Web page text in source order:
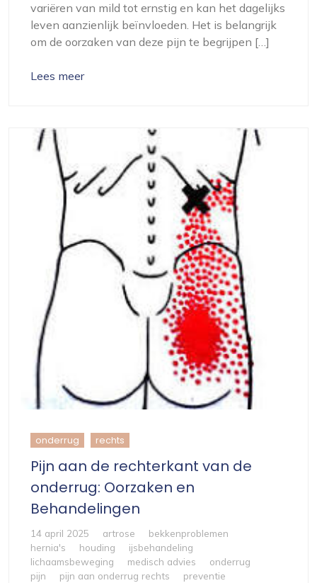
variëren van mild tot ernstig en kan het dagelijks
leven aanzienlijk beïnvloeden. Het is belangrijk
om de oorzaken van deze pijn te begrijpen […]
Lees meer
onderrug rechts
Pijn aan de rechterkant van de
onderrug: Oorzaken en
Behandelingen
14 april 2025 artrose
bekkenproblemen
hernia's
houding
ijsbehandeling
lichaamsbeweging
medisch advies
onderrug
pijn
pijn aan onderrug rechts
preventie